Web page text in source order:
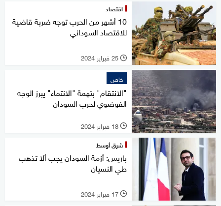
اقتصاد
10 أشهر من الحرب توجه ضربة قاضية
للاقتصاد السوداني
l 25 فبراير 2024
خاص
"الانتقام" بتهمة "الانتماء" يبرز الوجه
الفوضوي لحرب السودان
l 18 فبراير 2024
شرق أوسط
باريس: أزمة السودان يجب ألا تذهب
طي النسيان
l 17 فبراير 2024